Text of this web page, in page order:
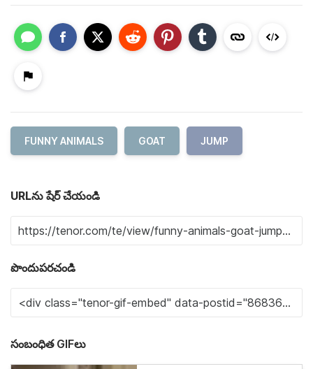
FUNNY ANIMALS GOAT JUMP
URLను షేర్ చేయండి
పొందుపరచండి
సంబంధిత GIFలు